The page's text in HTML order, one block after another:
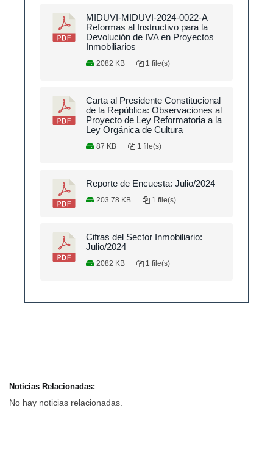
MIDUVI-MIDUVI-2024-0022-A –
Reformas al Instructivo para la
Devolución de IVA en Proyectos
Inmobiliarios
2082 KB 1 file(s)
Carta al Presidente Constitucional
de la República: Observaciones al
Proyecto de Ley Reformatoria a la
Ley Orgánica de Cultura
87 KB 1 file(s)
Reporte de Encuesta: Julio/2024
203.78 KB 1 file(s)
Cifras del Sector Inmobiliario:
Julio/2024
2082 KB 1 file(s)
Noticias Relacionadas:
No hay noticias relacionadas.